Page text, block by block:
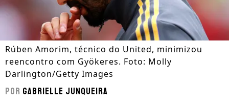
Rúben Amorim, técnico do United, minimizou
reencontro com Gyökeres. Foto: Molly
Darlington/Getty Images
Por Gabrielle Junqueira